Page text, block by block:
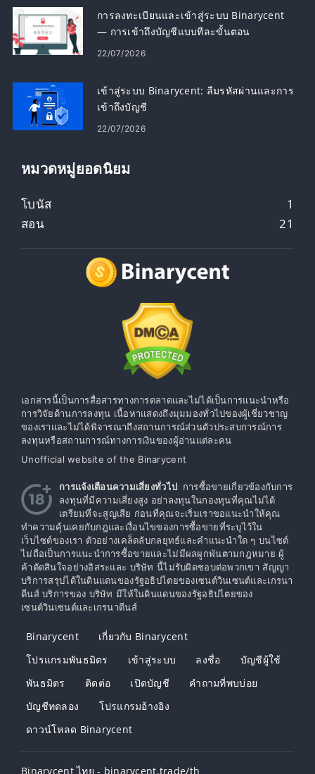
การลงทะเบียนและเข้าสู่ระบบ Binarycent
— การเข้าถึงบัญชีแบบทีละขั้นตอน
22/07/2026
เข้าสู่ระบบ Binarycent: ลืมรหัสผ่านและการ
เข้าถึงบัญชี
22/07/2026
หมวดหมู่ยอดนิยม
โบนัส
1
สอน
21
เอกสารนี้เป็นการสื่อสารทางการตลาดและไม่ได้เป็นการแนะนำหรือ
การวิจัยด้านการลงทุน เนื้อหาแสดงถึงมุมมองทั่วไปของผู้เชี่ยวชาญ
ของเราและไม่ได้พิจารณาถึงสถานการณ์ส่วนตัวประสบการณ์การ
ลงทุนหรือสถานการณ์ทางการเงินของผู้อ่านแต่ละคน
Unofficial website of the Binarycent
การแจ้งเตือนความเสี่ยงทั่วไป: การซื้อขายเกี่ยวข้องกับการ
ลงทุนที่มีความเสี่ยงสูง อย่าลงทุนในกองทุนที่คุณไม่ได้
เตรียมที่จะสูญเสีย ก่อนที่คุณจะเริ่มเราขอแนะนำให้คุณ
ทำความคุ้นเคยกับกฎและเงื่อนไขของการซื้อขายที่ระบุไว้ใน
เว็บไซต์ของเรา ตัวอย่างเคล็ดลับกลยุทธ์และคำแนะนำใด ๆ บนไซต์
ไม่ถือเป็นการแนะนำการซื้อขายและไม่มีผลผูกพันตามกฎหมาย ผู้
ค้าตัดสินใจอย่างอิสระและ บริษัท นี้ไม่รับผิดชอบต่อพวกเขา สัญญา
บริการสรุปได้ในดินแดนของรัฐอธิปไตยของเซนต์วินเซนต์และเกรนา
ดีนส์ บริการของ บริษัท มีให้ในดินแดนของรัฐอธิปไตยของ
เซนต์วินเซนต์และเกรนาดีนส์
Binarycent
เกี่ยวกับ Binarycent
โปรแกรมพันธมิตร
เข้าสู่ระบบ ลงชื่อ
บัญชีผู้ใช้
พันธมิตร
ติดต่อ เปิดบัญชี
คำถามที่พบบ่อย
บัญชีทดลอง
โปรแกรมอ้างอิง
ดาวน์โหลด Binarycent
Binarycent ไทย - binarycent.trade/th